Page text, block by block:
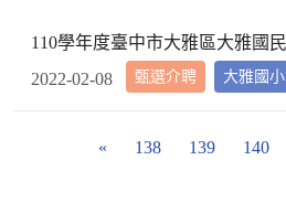
甄選介聘 大雅國小
2022-02-08
« 138 139 140